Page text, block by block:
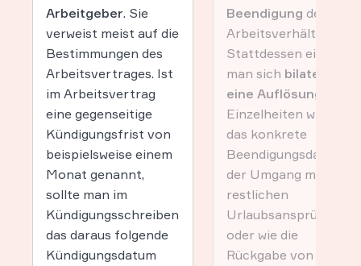
Arbeitgeber. Sie
verweist meist auf die
Bestimmungen des
Arbeitsvertrages. Ist
im Arbeitsvertrag
eine gegenseitige
Kündigungsfrist von
beispielsweise einem
Monat genannt,
sollte man im
Kündigungsschreiben
das daraus folgende
Kündigungsdatum
Beendigung des
Arbeitsverhältnisses.
Stattdessen einigt
man sich bilateral auf
eine Auflösung
Einzelheiten wie etwa
das konkrete
Beendigungsdatum,
der Umgang mit
restlichen
Urlaubsansprüchen
oder wie die
Rückgabe von